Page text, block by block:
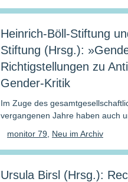
Heinrich-Böll-Stiftung
Stiftung (Hrsg.):
Richtigstellungen zu
Gender-Kritik
Im Zuge des
vergangenen Jahre haben auch
monitor 79 Neu im Archiv
Ursula Birsl (Hrsg.):